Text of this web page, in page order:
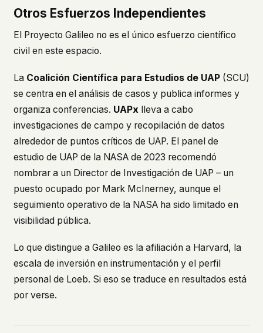
Otros Esfuerzos Independientes
El Proyecto Galileo no es el único esfuerzo científico
civil en este espacio.
La Coalición Científica para Estudios de UAP(SCU)
se centra en el análisis de casos y publica informes y
organiza conferencias. UAPx lleva a cabo
investigaciones de campo y recopilación de datos
alrededor de puntos críticos de UAP. El panel de
estudio de UAP de la NASA de 2023 recomendó
nombrar a un Director de Investigación de UAP – un
puesto ocupado por Mark McInerney, aunque el
seguimiento operativo de la NASA ha sido limitado en
visibilidad pública.
Lo que distingue a Galileo es la afiliación a Harvard, la
escala de inversión en instrumentación y el perfil
personal de Loeb. Si eso se traduce en resultados está
por verse.